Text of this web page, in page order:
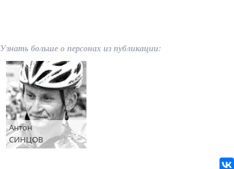
Узнать больше о персонах из публикации:
Антон
СИНЦОВ